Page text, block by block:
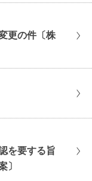
更の件〔株
を要する旨
〕